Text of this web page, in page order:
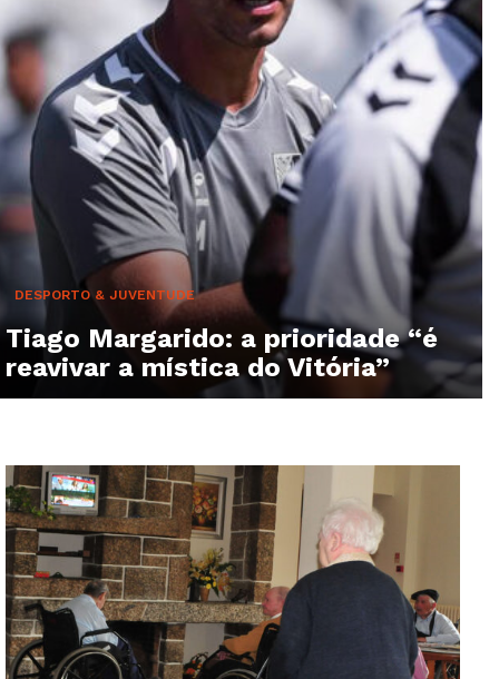
DESPORTO & JUVENTUDE
Tiago Margarido: a prioridade “é
reavivar a mística do Vitória”